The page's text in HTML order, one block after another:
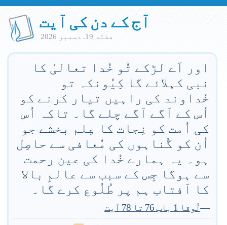
آج کے دن کی آیت
هفته 19. دسمبر 2026
اور اَے لڑکے تُو خُدا تعالیٰ کا
نبی کہلائے گا کِیُونکہ تو
خُداوند کی راہیں تیار کرنے کو
اُس کے آگے آگے چلے گا۔ تاکہ اُس
کی اُمت کو نِجات کا عِلم بخشے جو
اُن کو گُناہوں کی مُعافی سے حاصِل
ہو۔ یہ ہمارے خُدا کی عین رحمت
سے ہوگا جِس کے سبب سے عالمِ بالا
کا آفتاب ہم پر طُلُوع کرے گا۔
—لُوقا 1 باب 76 تا 78 آیت